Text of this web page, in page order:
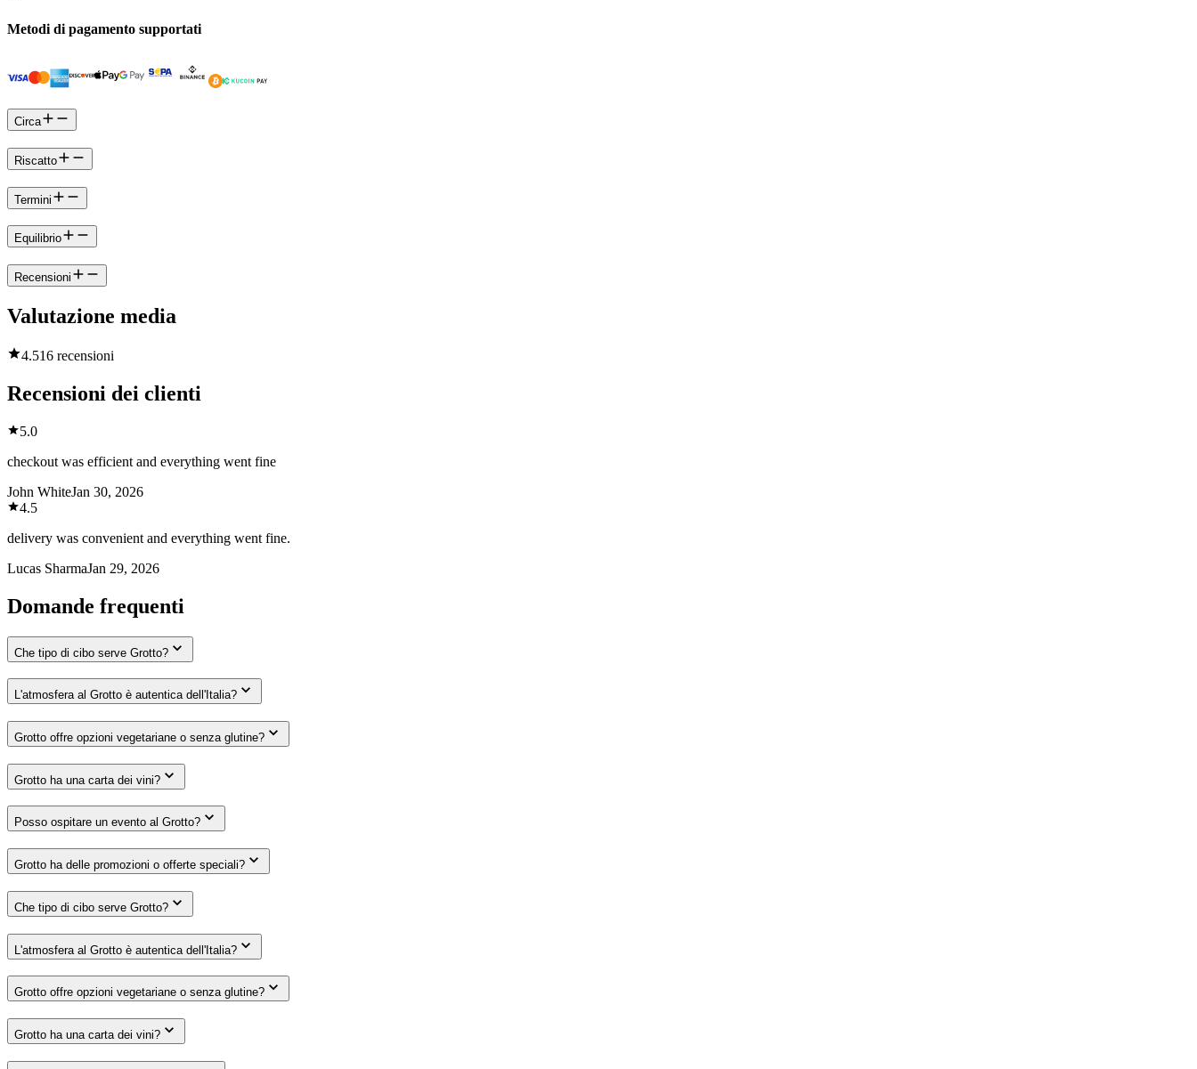
Metodi di pagamento supportati
Circa
Riscatto
Termini
Equilibrio
Recensioni
Valutazione media
4.516 recensioni
Recensioni dei clienti
5.0
checkout was efficient and everything went fine
John WhiteJan 30, 2026
4.5
delivery was convenient and everything went fine.
Lucas SharmaJan 29, 2026
Domande frequenti
Che tipo di cibo serve Grotto?
L'atmosfera al Grotto è autentica dell'Italia?
Grotto offre opzioni vegetariane o senza glutine?
Grotto ha una carta dei vini?
Posso ospitare un evento al Grotto?
Grotto ha delle promozioni o offerte speciali?
Che tipo di cibo serve Grotto?
L'atmosfera al Grotto è autentica dell'Italia?
Grotto offre opzioni vegetariane o senza glutine?
Grotto ha una carta dei vini?